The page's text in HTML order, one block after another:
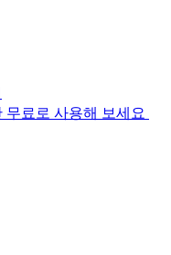
무료로 사용해 보세요